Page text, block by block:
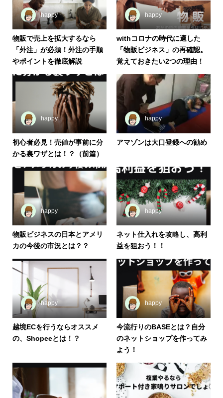
happy
物販で売上を拡大するなら
「外注」が必須！外注の手順
やポイントを徹底解説
happy
withコロナの時代に適した
「物販ビジネス」の再確認。
覚えておきたい2つの理由！
happy
初心者必見！売値が事前に分
かる裏ワザとは！？（前篇）
happy
アマゾンは大口登録への勧め
happy
物販ビジネスの日本とアメリ
カの今後の市況とは？？
happy
ネット仕入れを攻略し、高利
益を狙おう！！
happy
越境ECを行うならオススメ
の、Shopeeとは！？
happy
今流行りのBASEとは？自分
のネットショップを作ってみ
よう！